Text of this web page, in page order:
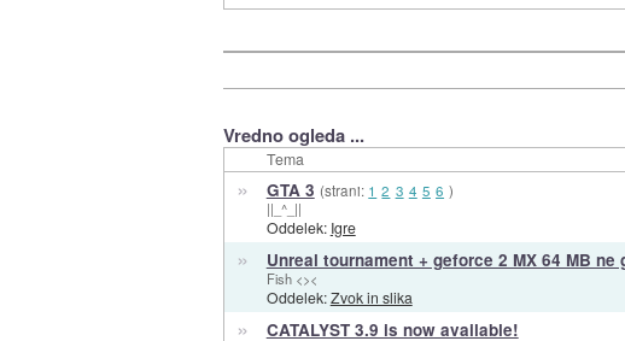
Vredno ogleda ...
Tema
» GTA 3 (strani: 1 2 3 4 5 6 )
||_^_||
Oddelek: Igre
» Unreal tournament + geforce 2 MX 64 MB ne
Fish <><
Oddelek:Zvok in slika
» CATALYST 3.9 is now available!